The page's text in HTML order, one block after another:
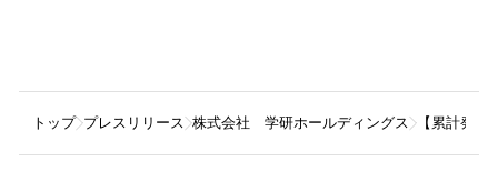
トップ プレスリリース 株式会社 学研ホールディングス 【累計発